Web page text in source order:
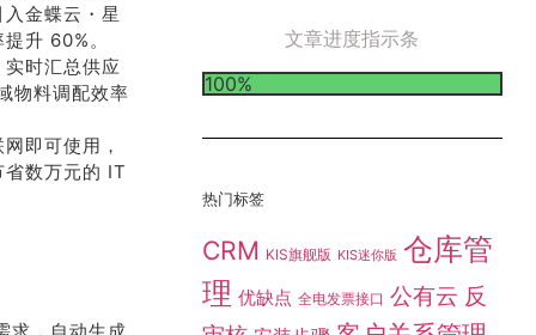
金蝶云・星
升 60%。
实时汇总供应
物料调配效率
即可使用，
省数万元的 IT
文章进度指示条
100%
热门标签
CRM KIS旗舰版 KIS迷你版 仓库管
理 优缺点 全电发票接口 公有云 反